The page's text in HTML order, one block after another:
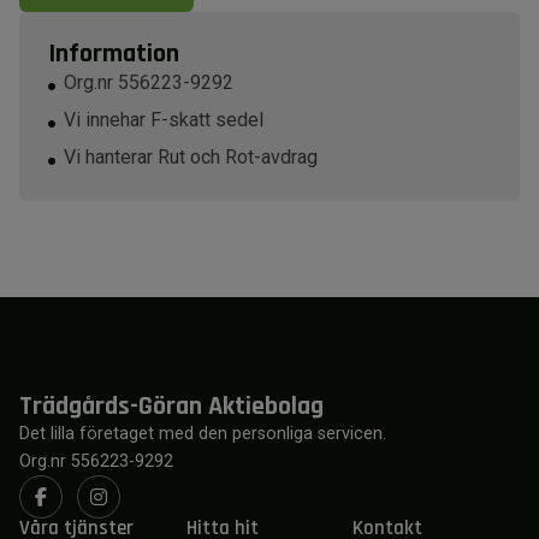
Information
Org.nr 556223-9292
Vi innehar F-skatt sedel
Vi hanterar Rut och Rot-avdrag
Trädgårds-Göran Aktiebolag
Det lilla företaget med den personliga servicen.
Org.nr 556223-9292
Våra tjänster Hitta hit Kontakt